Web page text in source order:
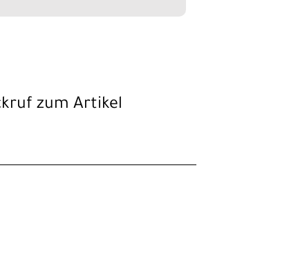
zum Artikel